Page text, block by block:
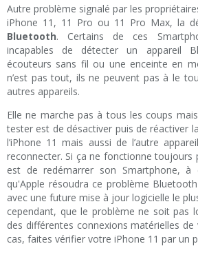
Autre problème signalé par les
iPhone 11, 11 Pro ou 11 Pro Max, la
Bluetooth. Certains de ces
incapables de détecter un appareil
écouteurs sans fil ou une enceinte en
n’est pas tout, ils ne peuvent pas à le
autres appareils.
Elle ne marche pas à tous les coups
tester est de désactiver puis de réactiver
l’iPhone 11 mais aussi de l’autre
reconnecter. Si ça ne fonctionne toujours
est de redémarrer son Smartphone, à
qu'Apple résoudra ce problème
avec une future mise à jour logicielle le
cependant, que le problème ne soit pas
des différentes connexions matérielles
cas, faites vérifier votre iPhone 11 par un